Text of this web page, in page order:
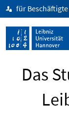
für Beschäftigte
Das